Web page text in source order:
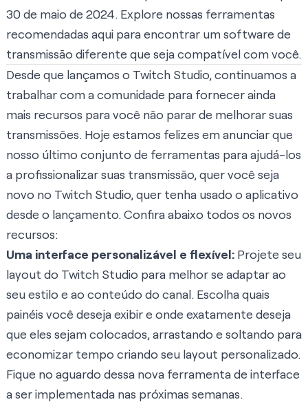
30 de maio de 2024. Explore nossas ferramentas
recomendadas aqui para encontrar um software de
transmissão diferente que seja compatível com você.
Desde que lançamos o Twitch Studio, continuamos a
trabalhar com a comunidade para fornecer ainda
mais recursos para você não parar de melhorar suas
transmissões. Hoje estamos felizes em anunciar que
nosso último conjunto de ferramentas para ajudá-los
a profissionalizar suas transmissão, quer você seja
novo no Twitch Studio, quer tenha usado o aplicativo
desde o lançamento. Confira abaixo todos os novos
recursos:
Uma interface personalizável e flexível: Projete seu
layout do Twitch Studio para melhor se adaptar ao
seu estilo e ao conteúdo do canal. Escolha quais
painéis você deseja exibir e onde exatamente deseja
que eles sejam colocados, arrastando e soltando para
economizar tempo criando seu layout personalizado.
Fique no aguardo dessa nova ferramenta de interface
a ser implementada nas próximas semanas.